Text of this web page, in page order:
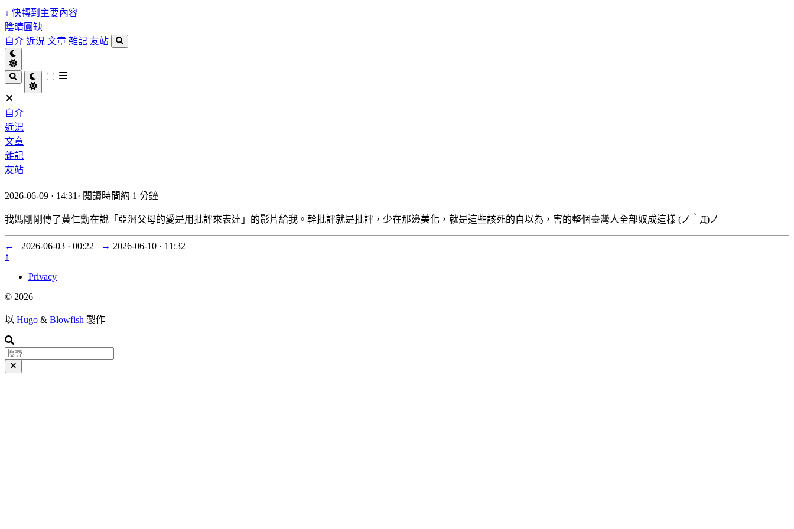
↓ 快轉到主要內容
陰晴圓缺
自介 近況 文章 雜記 友站
自介
近況
文章
雜記
友站
2026-06-09 · 14:31 · 閱讀時間約 1 分鐘
我媽剛剛傳了黃仁勳在說「亞洲父母的愛是用批評來表達」的影片給我。幹批評就是批評，少在那邊美化，就是這些該死的自以為，害的整個臺灣人全部奴成這樣 (ノ｀Д)ノ
← 2026-06-03 · 00:22 → 2026-06-10 · 11:32
↑
Privacy
© 2026
以 Hugo & Blowfish 製作